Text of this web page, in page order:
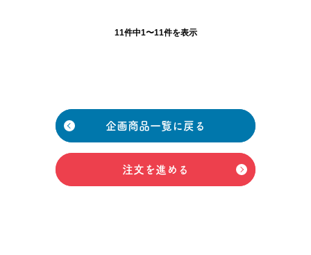
11件中1〜11件を表示
企画商品一覧に戻る
注文を進める